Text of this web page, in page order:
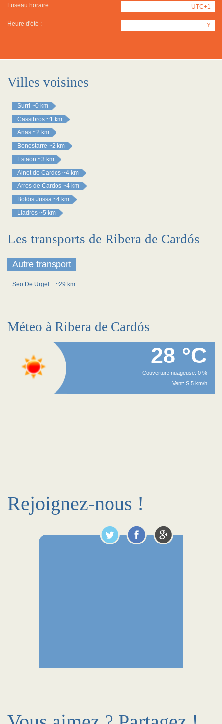
Fuseau horaire : UTC+1
Heure d'été : Y
Villes voisines
Surri ~0 km
Cassibros ~1 km
Anas ~2 km
Bonestarre ~2 km
Estaon ~3 km
Ainet de Cardos ~4 km
Arros de Cardos ~4 km
Boldis Jussa ~4 km
Lladrós ~5 km
Les transports de Ribera de Cardós
Autre transport
Seo De Urgel ~29 km
Méteo à Ribera de Cardós
28 °C
Couverture nuageuse: 0 %
Vent: S 5 km/h
Rejoignez-nous !